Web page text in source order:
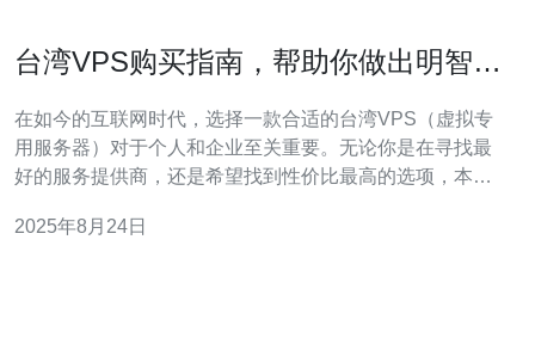
台湾VPS购买指南，帮助你做出明智选
在如今的互联网时代，选择一款合适的台湾VPS（虚拟专
用服务器）对于个人和企业至关重要。无论你是在寻找最
好的服务提供商，还是希望找到性价比最高的选项，本文
台湾的VPS市场竞争激烈，从性能、价格到服务质量，各
2025年8月24日